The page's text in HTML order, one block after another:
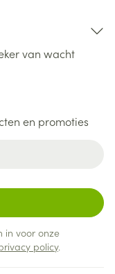
van wacht
en promoties
in voor onze
policy.